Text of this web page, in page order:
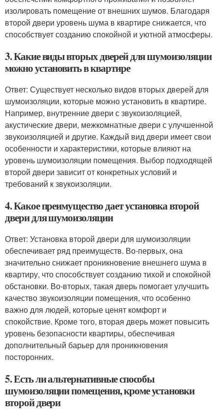
изолировать помещение от внешних шумов. Благодаря
второй двери уровень шума в квартире снижается, что
способствует созданию спокойной и уютной атмосферы.
3. Какие виды вторых дверей для шумоизоляции
можно установить в квартире
Ответ: Существует несколько видов вторых дверей для
шумоизоляции, которые можно установить в квартире.
Например, внутренние двери с звукоизоляцией,
акустические двери, межкомнатные двери с улучшенной
звукоизоляцией и другие. Каждый вид двери имеет свои
особенности и характеристики, которые влияют на
уровень шумоизоляции помещения. Выбор подходящей
второй двери зависит от конкретных условий и
требований к звукоизоляции.
4. Какое преимущество дает установка второй
двери для шумоизоляции
Ответ: Установка второй двери для шумоизоляции
обеспечивает ряд преимуществ. Во-первых, она
значительно снижает проникновение внешнего шума в
квартиру, что способствует созданию тихой и спокойной
обстановки. Во-вторых, такая дверь помогает улучшить
качество звукоизоляции помещения, что особенно
важно для людей, которые ценят комфорт и
спокойствие. Кроме того, вторая дверь может повысить
уровень безопасности квартиры, обеспечивая
дополнительный барьер для проникновения
посторонних.
5. Есть ли альтернативные способы
шумоизоляции помещения, кроме установки
второй двери